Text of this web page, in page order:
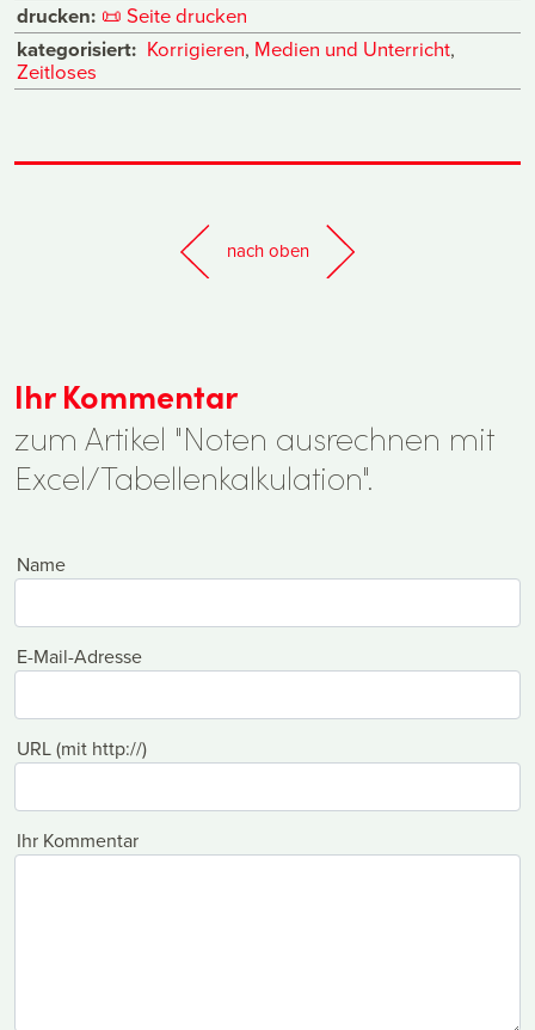
drucken: 📜 Seite drucken
kategorisiert: Korrigieren, Medien und Unterricht,
Zeitloses
nach oben
Ihr Kommentar
zum Artikel "Noten ausrechnen mit
Excel/Tabellenkalkulation".
Name
E-Mail-Adresse
URL (mit http://)
Ihr Kommentar